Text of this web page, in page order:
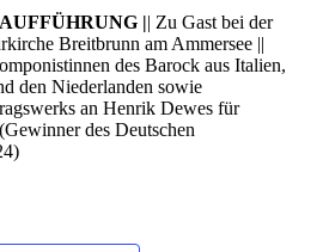
|| Zu Gast bei der
Breitbrunn am Ammersee ||
des Barock aus Italien,
den Niederlanden sowie
an Henrik Dewes für
des Deutschen